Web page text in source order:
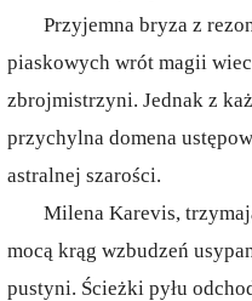
Przyjemna bryza z
piaskowych wrót magii
zbrojmistrzyni. Jednak z
przychylna domena
astralnej szarości.
Milena Karevis,
mocą krąg wzbudzeń
pustyni. Ścieżki pyłu